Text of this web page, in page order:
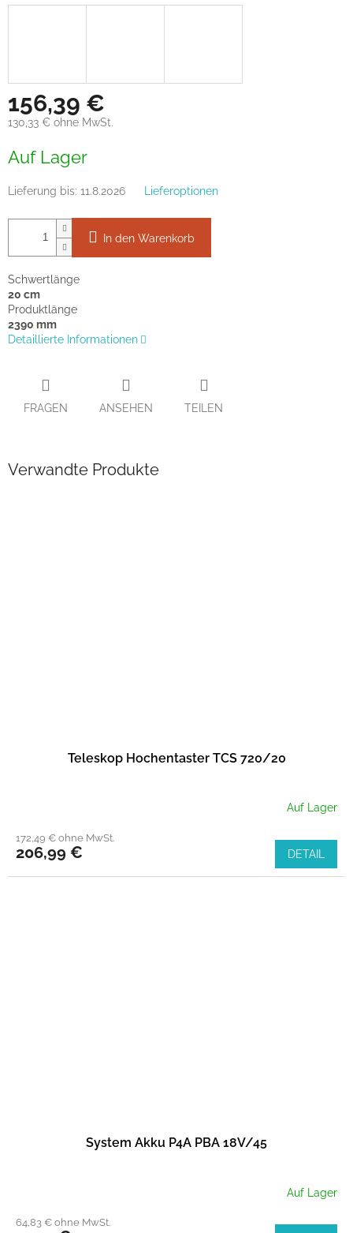
156,39 €
130,33 € ohne MwSt.
Auf Lager
Lieferung bis: 11.8.2026 Lieferoptionen
In den Warenkorb
Schwertlänge
20 cm
Produktlänge
2390 mm
Detaillierte Informationen
FRAGEN ANSEHEN TEILEN
Verwandte Produkte
Teleskop Hochentaster TCS 720/20
Auf Lager
172,49 € ohne MwSt.
206,99 € DETAIL
System Akku P4A PBA 18V/45
Auf Lager
64,83 € ohne MwSt.